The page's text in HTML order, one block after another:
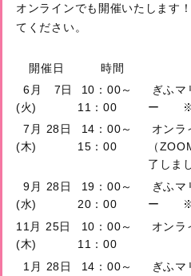
オンラインでも開催いたします
てください。
開催日 時間
6月 7日
(火)
10：00～
11：00
ぎふマ
ー ※
7月 28日
(木)
14：00～
15：00
オンラ
（
了しま
9月 28日
(水)
19：00～
20：00
ぎふマ
ー ※
11月 25日
(木)
10：00～
11：00
オンラ
1月 28日
14：00～
ぎふマ